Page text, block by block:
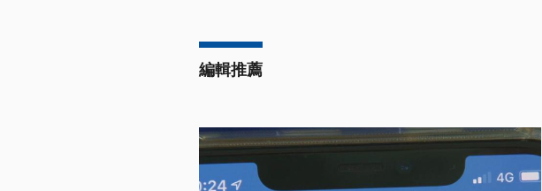
編輯推薦